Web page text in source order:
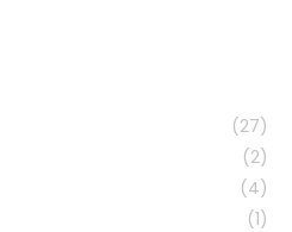
(27)
(2)
(4)
(1)